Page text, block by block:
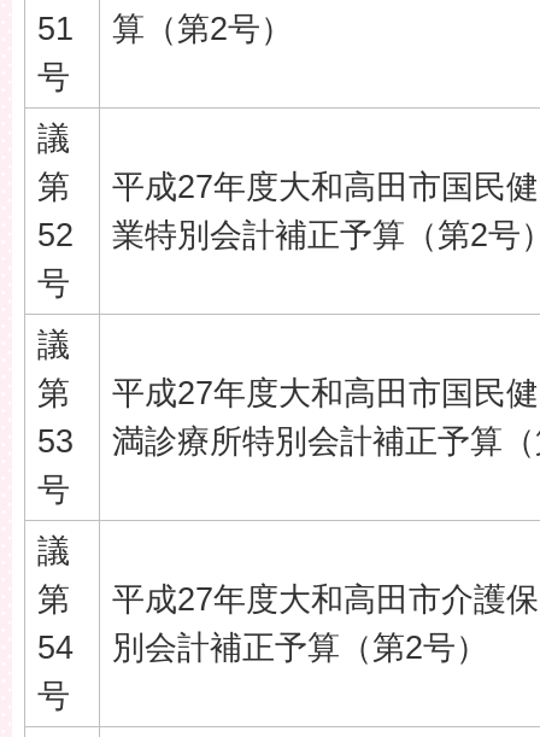
51
号
算（第2号）
議
第
52
号
平成27年度大和高田市国民
業特別会計補正予算（第2号
議
第
53
号
平成27年度大和高田市国民
満診療所特別会計補正予算
議
第
54
号
平成27年度大和高田市介護
別会計補正予算（第2号）